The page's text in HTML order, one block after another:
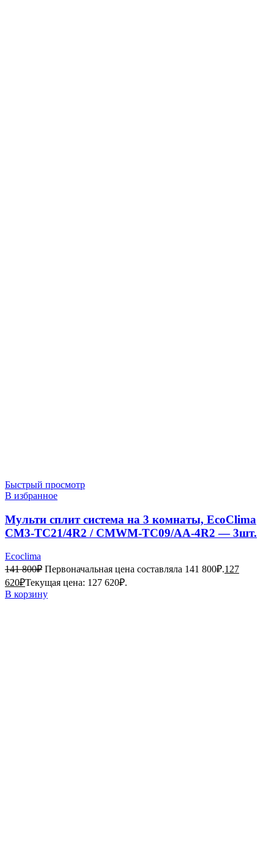
Быстрый просмотр
В избранное
Мульти сплит система на 3 комнаты, EcoClima
CM3-TC21/4R2 / CMWM-TC09/AA-4R2 — 3шт.
Ecoclima
141 800₽ Первоначальная цена составляла 141 800₽.127
620₽Текущая цена: 127 620₽.
В корзину